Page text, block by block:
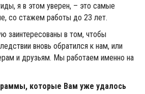
я в этом уверен, – это самые
со стажем работы до 23 лет.
заинтересованы в том, чтобы
вновь обратился к нам, или
и друзьям. Мы работаем именно на
которые Вам уже удалось